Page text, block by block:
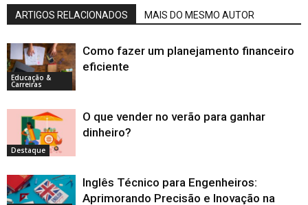
ARTIGOS RELACIONADOS MAIS DO MESMO AUTOR
Educação &
Carreiras
Como fazer um planejamento financeiro
eficiente
Destaque
O que vender no verão para ganhar
dinheiro?
Inglês Técnico para Engenheiros:
Aprimorando Precisão e Inovação na